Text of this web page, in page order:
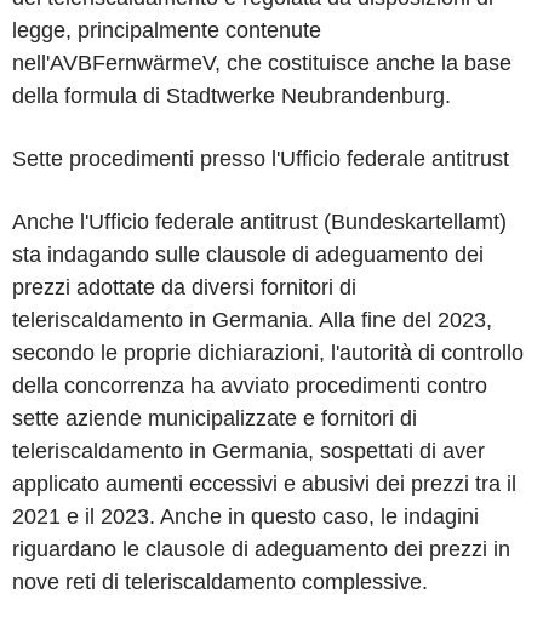
legge, principalmente contenute
nell'AVBFernwärmeV, che costituisce anche la base
della formula di Stadtwerke Neubrandenburg.
Sette procedimenti presso l'Ufficio federale antitrust
Anche l'Ufficio federale antitrust (Bundeskartellamt)
sta indagando sulle clausole di adeguamento dei
prezzi adottate da diversi fornitori di
teleriscaldamento in Germania. Alla fine del 2023,
secondo le proprie dichiarazioni, l'autorità di controllo
della concorrenza ha avviato procedimenti contro
sette aziende municipalizzate e fornitori di
teleriscaldamento in Germania, sospettati di aver
applicato aumenti eccessivi e abusivi dei prezzi tra il
2021 e il 2023. Anche in questo caso, le indagini
riguardano le clausole di adeguamento dei prezzi in
nove reti di teleriscaldamento complessive.